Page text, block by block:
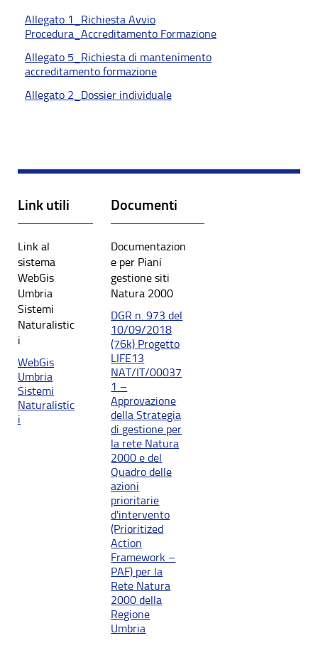
Allegato 1_Richiesta Avvio
Procedura_Accreditamento Formazione
Allegato 5_Richiesta di mantenimento
accreditamento formazione
Allegato 2_Dossier individuale
Link utili
Link al
sistema
WebGis
Umbria
Sistemi
Naturalistic
i
WebGis
Umbria
Sistemi
Naturalistic
i
Documenti
Documentazion
e per Piani
gestione siti
Natura 2000
DGR n. 973 del
10/09/2018
(76k) Progetto
LIFE13
NAT/IT/00037
1 –
Approvazione
della Strategia
di gestione per
la rete Natura
2000 e del
Quadro delle
azioni
prioritarie
d'intervento
(Prioritized
Action
Framework –
PAF) per la
Rete Natura
2000 della
Regione
Umbria